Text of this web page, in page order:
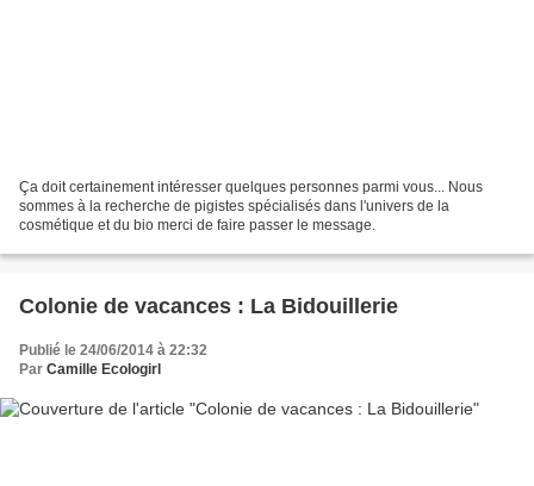
Ça doit certainement intéresser quelques personnes parmi vous... Nous
sommes à la recherche de pigistes spécialisés dans l'univers de la
cosmétique et du bio merci de faire passer le message.
Colonie de vacances : La Bidouillerie
Publié le 24/06/2014 à 22:32
Par Camille Ecologirl